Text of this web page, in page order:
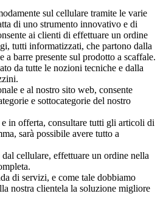
sul cellulare tramite le varie
di uno strumento innovativo e di
ai clienti di effettuare un ordine
tutti informatizzati, che partono dalla
a barre presente sul prodotto a scaffale.
da tutte le nozioni tecniche e dalla
e al nostro sito web, consente
e sottocategorie del nostro
in offerta, consultare tutti gli articoli di
sarà possibile avere tutto a
cellulare, effettuare un ordine nella
di servizi, e come tale dobbiamo
nostra clientela la soluzione migliore